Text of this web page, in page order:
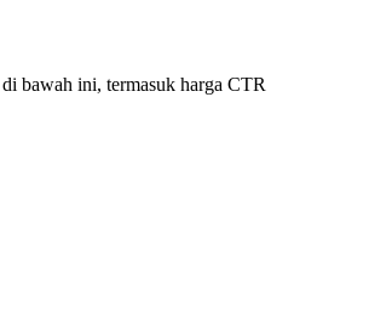
bawah ini, termasuk harga CTR